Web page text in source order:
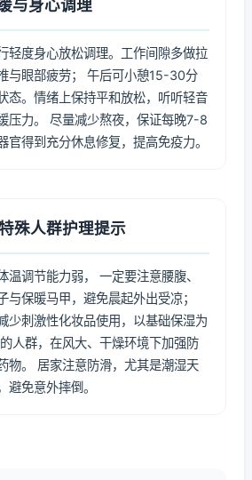
与身心调理
轻度身心放松调理。工作间隙多做拉
与眼部疲劳； 午后可小憩15-30分
态。情绪上保持平和放松，听听轻音
压力。 尽量减少熬夜，保证每晚7-8
官得到充分休息修复，提高免疫力。
殊人群护理提示
温调节能力弱， 一定要注意腰腹、
与保暖马甲，避免晨起外出受凉；
少刺激性化妆品使用，以基础保湿为
人群，在风大、干燥环境下加强防
物。 居家注意防滑，尤其是潮湿天
避免意外摔倒。